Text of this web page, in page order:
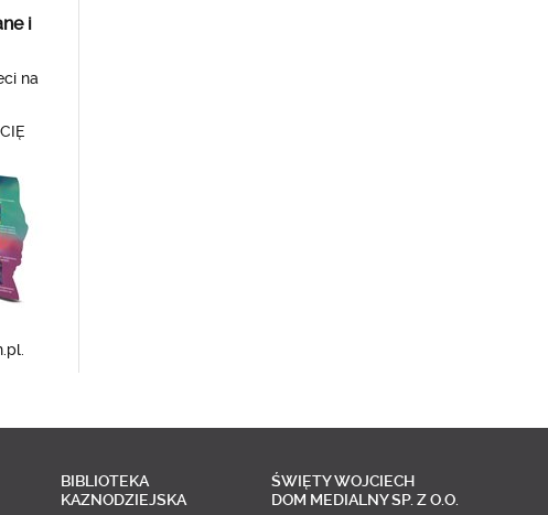
i
na
BIBLIOTEKA
KAZNODZIEJSKA
ŚWIĘTY WOJCIECH
DOM MEDIALNY SP. Z O.O.